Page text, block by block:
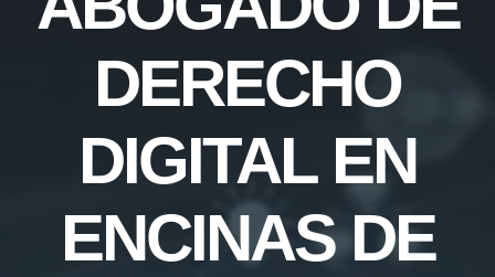
DERECHO
DIGITAL EN
ENCINAS DE